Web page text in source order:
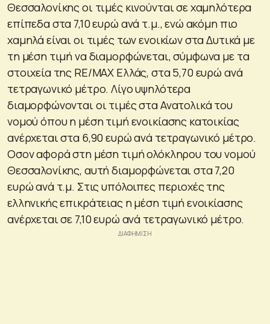
Θεσσαλονίκης οι τιμές κινούνται σε χαμηλότερα
επίπεδα στα 7,10 ευρώ ανά τ.μ., ενώ ακόμη πιο
χαμηλά είναι οι τιμές των ενοικίων στα Δυτικά με
τη μέση τιμή να διαμορφώνεται, σύμφωνα με τα
στοιχεία της RE/MAX Ελλάς, στα 5,70 ευρώ ανά
τετραγωνικό μέτρο. Λίγο υψηλότερα
διαμορφώνονται οι τιμές στα Ανατολικά του
νομού όπου η μέση τιμή ενοικίασης κατοικίας
ανέρχεται στα 6,90 ευρώ ανά τετραγωνικό μέτρο.
Οσον αφορά στη μέση τιμή ολόκληρου του νομού
Θεσσαλονίκης, αυτή διαμορφώνεται στα 7,20
ευρώ ανά τ.μ. Στις υπόλοιπες περιοχές της
ελληνικής επικράτειας η μέση τιμή ενοικίασης
ανέρχεται σε 7,10 ευρώ ανά τετραγωνικό μέτρο.